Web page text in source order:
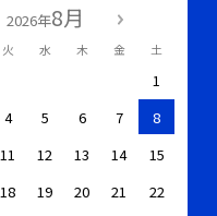
2026年8月
火 水 木 金 土
1
4 5 6 7
8
11 12 13 14
15
18 19 20 21
22